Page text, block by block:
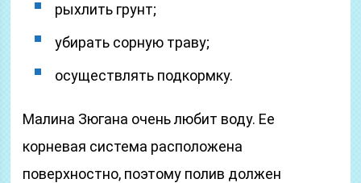
рыхлить грунт;
убирать сорную траву;
осуществлять подкормку.
Малина Зюгана очень любит воду. Ее
корневая система расположена
поверхностно, поэтому полив должен